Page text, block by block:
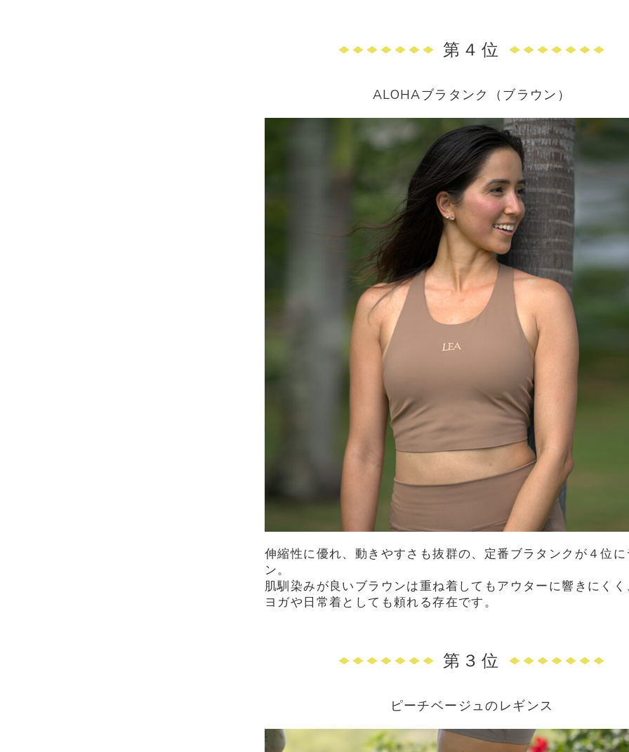
第４位
ALOHAブラタンク（ブラウン）
伸縮性に優れ、動きやすさも抜群の、 定番ブラタンクが４位
ン。
肌馴染みが良いブラウンは重ね着してもアウターに響きにく
ヨガや日常着としても頼れる存在です。
第３位
ピーチベージュのレギンス